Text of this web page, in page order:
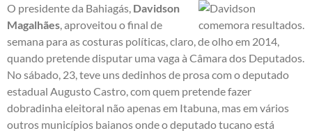
O presidente da Bahiagás, Davidson
Magalhães, aproveitou o final de
semana para as costuras políticas, claro, de olho em 2014,
quando pretende disputar uma vaga à Câmara dos Deputados.
No sábado, 23, teve uns dedinhos de prosa com o deputado
estadual Augusto Castro, com quem pretende fazer
dobradinha eleitoral não apenas em Itabuna, mas em vários
outros municípios baianos onde o deputado tucano está